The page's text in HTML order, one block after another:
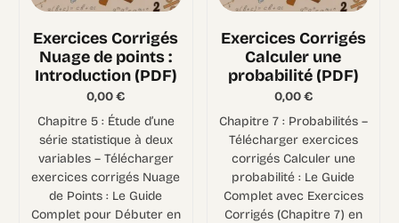
Exercices Corrigés
Nuage de points :
Introduction (PDF)
0,00€
Chapitre 5 : Étude d’une
série statistique à deux
variables – Télécharger
exercices corrigés Nuage
de Points : Le Guide
Complet pour Débuter en
Exercices Corrigés
Calculer une
probabilité (PDF)
0,00€
Chapitre 7 : Probabilités –
Télécharger exercices
corrigés Calculer une
probabilité : Le Guide
Complet avec Exercices
Corrigés (Chapitre 7) en